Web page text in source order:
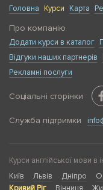
Головна Курси Карта
Про компанію
Додати курси в каталог
Відгуки наших партнерів
Рекламні послуги
Соціальні сторінки
Служба підтримки
Курси англійської мови в
Київ
Львів Дніпро